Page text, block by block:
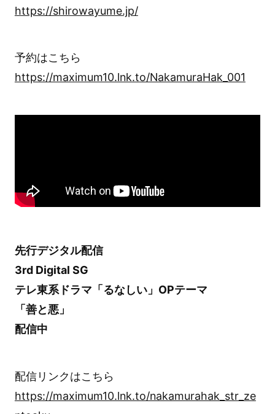
https://shirowayume.jp/
予約はこちら
https://maximum10.lnk.to/NakamuraHak_001
先行デジタル配信
3rd Digital SG
テレ東系ドラマ「るなしい」OPテーマ
「善と悪」
配信中
配信リンクはこちら
https://maximum10.lnk.to/nakamurahak_str_ze